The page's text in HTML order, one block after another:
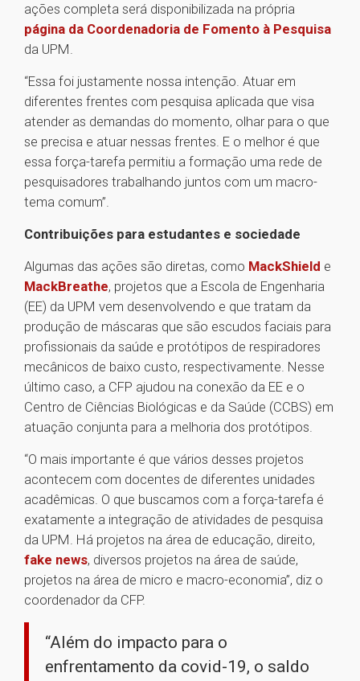
ações completa será disponibilizada na própria
página da Coordenadoria de Fomento à Pesquisa
da UPM.
“Essa foi justamente nossa intenção. Atuar em
diferentes frentes com pesquisa aplicada que visa
atender as demandas do momento, olhar para o que
se precisa e atuar nessas frentes. E o melhor é que
essa força-tarefa permitiu a formação uma rede de
pesquisadores trabalhando juntos com um macro-
tema comum”.
Contribuições para estudantes e sociedade
Algumas das ações são diretas, como MackShield e
MackBreathe, projetos que a Escola de Engenharia
(EE) da UPM vem desenvolvendo e que tratam da
produção de máscaras que são escudos faciais para
profissionais da saúde e protótipos de respiradores
mecânicos de baixo custo, respectivamente. Nesse
último caso, a CFP ajudou na conexão da EE e o
Centro de Ciências Biológicas e da Saúde (CCBS) em
atuação conjunta para a melhoria dos protótipos.
“O mais importante é que vários desses projetos
acontecem com docentes de diferentes unidades
acadêmicas. O que buscamos com a força-tarefa é
exatamente a integração de atividades de pesquisa
da UPM. Há projetos na área de educação, direito,
fake news, diversos projetos na área de saúde,
projetos na área de micro e macro-economia”, diz o
coordenador da CFP.
“Além do impacto para o
enfrentamento da covid-19, o saldo